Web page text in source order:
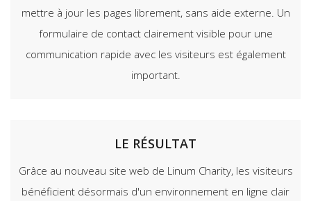
mettre à jour les pages librement, sans aide externe. Un
formulaire de contact clairement visible pour une
communication rapide avec les visiteurs est également
important.
LE RÉSULTAT
Grâce au nouveau site web de Linum Charity, les visiteurs
bénéficient désormais d'un environnement en ligne clair